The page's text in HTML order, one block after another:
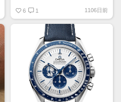
は貴重
6 1 1106日前